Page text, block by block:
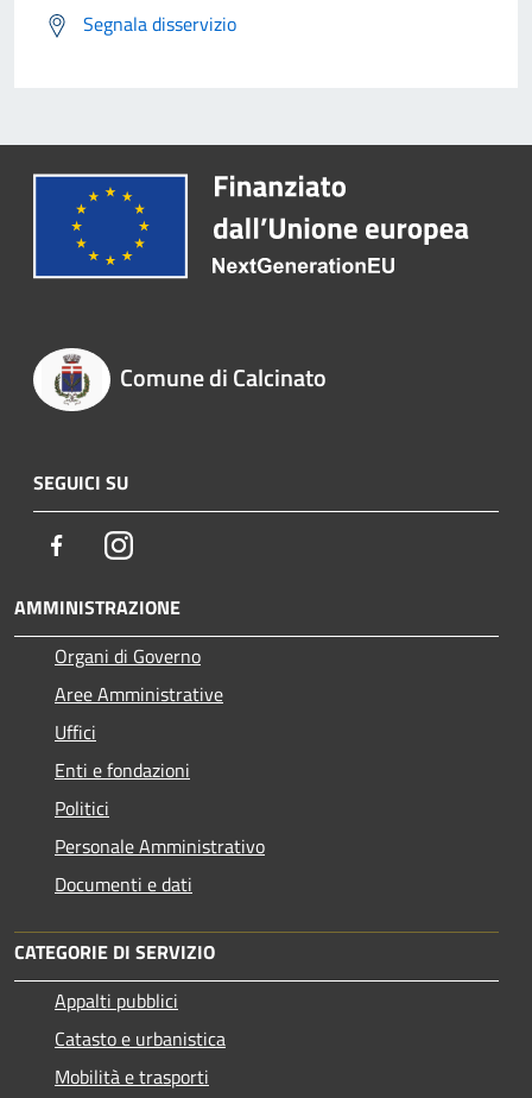
Segnala disservizio
Comune di Calcinato
SEGUICI SU
FacebookInstagram
AMMINISTRAZIONE
Organi di Governo
Aree Amministrative
Uffici
Enti e fondazioni
Politici
Personale Amministrativo
Documenti e dati
CATEGORIE DI SERVIZIO
Appalti pubblici
Catasto e urbanistica
Mobilità e trasporti